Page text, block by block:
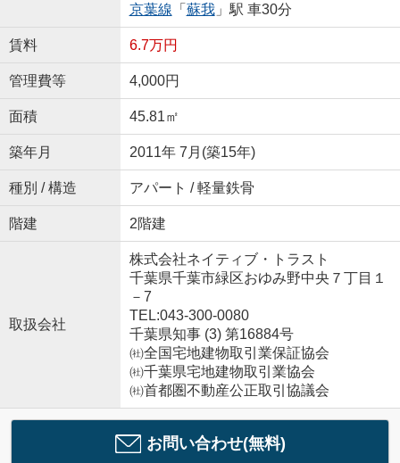
京葉線 「 蘇我」駅 車30分
賃料 6.7万円
管理費等 4,000円
面積 45.81㎡
築年月 2011年 7月(築15年)
種別 / 構造 アパート / 軽量鉄骨
階建 2階建
取扱会社
株式会社ネイティブ・トラスト
千葉県千葉市緑区おゆみ野中央７丁目１
－7
TEL:043-300-0080
千葉県知事 (3) 第16884号
㈳全国宅地建物取引業保証協会
㈳千葉県宅地建物取引業協会
㈳首都圏不動産公正取引協議会
お問い合わせ(無料)